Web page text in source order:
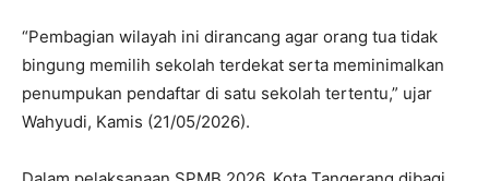
“Pembagian wilayah ini dirancang agar orang tua tidak
bingung memilih sekolah terdekat serta meminimalkan
penumpukan pendaftar di satu sekolah tertentu,” ujar
Wahyudi, Kamis (21/05/2026).